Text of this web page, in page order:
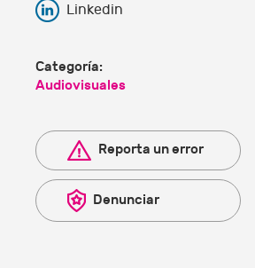
Linkedin
Categoría:
Audiovisuales
Reporta un error
Denunciar